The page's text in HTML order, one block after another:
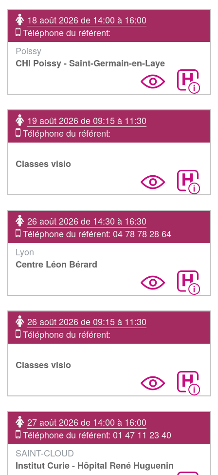
18 août 2026 de 14:00 à 16:00
Téléphone du référent:
Poissy
CHI Poissy - Saint-Germain-en-Laye
19 août 2026 de 09:15 à 11:30
Téléphone du référent:
Classes visio
26 août 2026 de 14:30 à 16:30
Téléphone du référent: 04 78 78 28 64
Lyon
Centre Léon Bérard
26 août 2026 de 09:15 à 11:30
Téléphone du référent:
Classes visio
27 août 2026 de 14:00 à 16:00
Téléphone du référent: 01 47 11 23 40
SAINT-CLOUD
Institut Curie - Hôpital René Huguenin